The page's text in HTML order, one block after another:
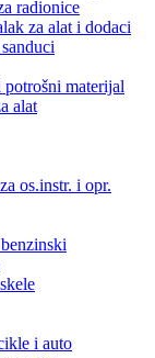
radionice
za alat i dodaci
potrošni materijal
alat
os.instr. i opr.
i auto